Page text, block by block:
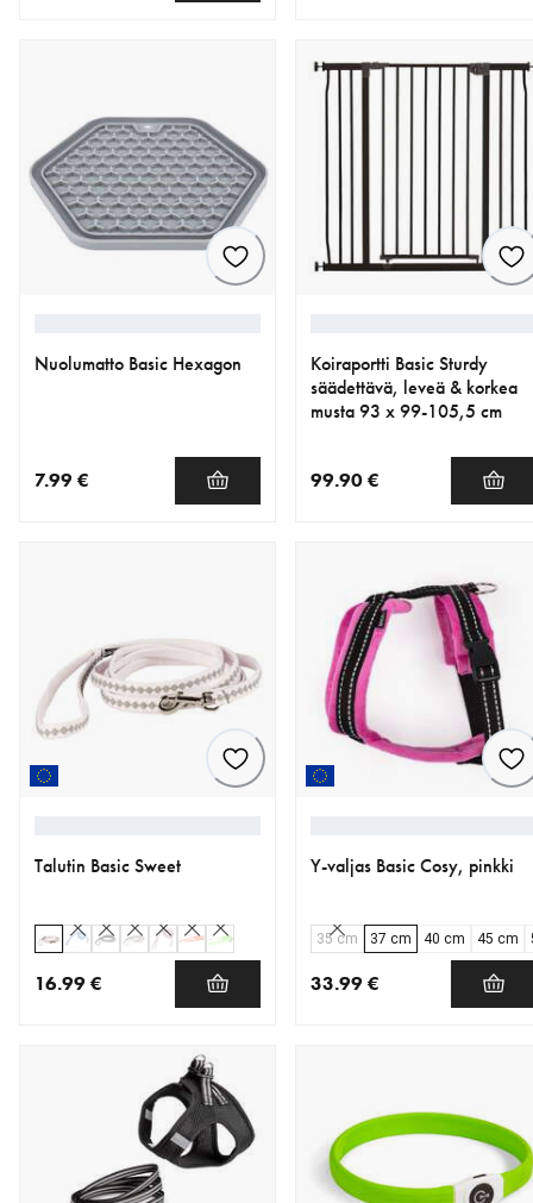
Nuolumatto Basic Hexagon
7.99 €
Koiraportti Basic Sturdy
säädettävä, leveä & korkea
musta 93 x 99-105,5 cm
99.90 €
Talutin Basic Sweet
16.99 €
Y-valjas Basic Cosy, pinkki
35 cm 37 cm 40 cm 45 cm
33.99 €